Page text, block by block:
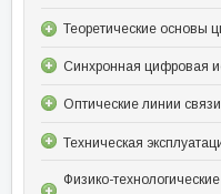
Теоретические основы
Синхронная цифровая
Оптические линии
Техническая
Физико-